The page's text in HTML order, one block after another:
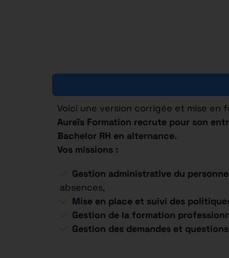
Voici une version corrigée et mise en
Aureïs Formation recrute pour son
Bachelor RH en alternance.
Vos missions :
Gestion administrative du
absences,
Mise en place et suivi des
Gestion de la formation
Gestion des demandes et